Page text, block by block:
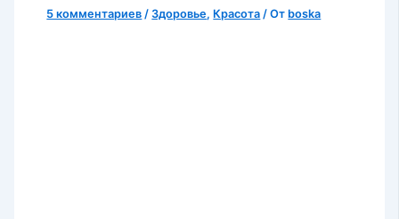
5 комментариев /Здоровье, Красота / От boska